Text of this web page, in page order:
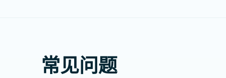
常见问题